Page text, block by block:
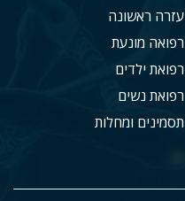
עזרה ראשונה
רפואה מונעת
רפואת ילדים
רפואת נשים
תסמינים ומחלות